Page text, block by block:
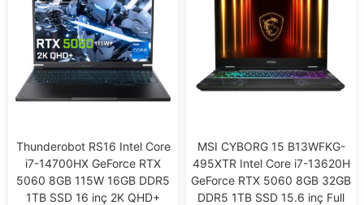
Thunderobot RS16 Intel Core
i7-14700HX GeForce RTX
5060 8GB 115W 16GB DDR5
1TB SSD 16 inç 2K QHD+
MSI CYBORG 15 B13WFKG-
495XTR Intel Core i7-13620H
GeForce RTX 5060 8GB 32GB
DDR5 1TB SSD 15.6 inç Full